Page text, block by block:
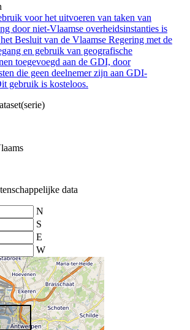
voor het uitvoeren van taken van
door niet-Vlaamse overheidsinstanties is
Besluit van de Vlaamse Regering met de
en gebruik van geografische
toegevoegd aan de GDI, door
die geen deelnemer zijn aan GDI-
gebruik is kosteloos.
data
N
S
E
W